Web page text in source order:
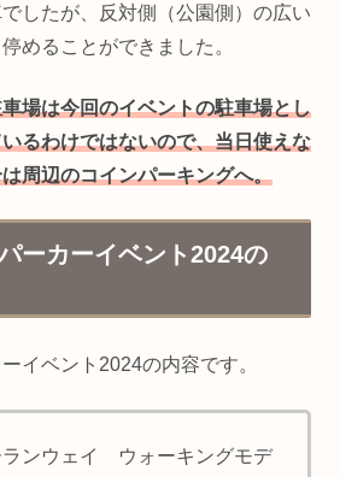
したが、反対側（公園側）の広い
めることができました。
場は今回のイベントの駐車場とし
るわけではないので、当日使えな
周辺のコインパーキングへ。
ーカーイベント2024の
イベント2024の内容です。
ランウェイ ウォーキングモデ